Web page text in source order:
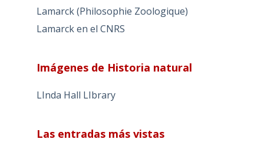
Lamarck (Philosophie Zoologique)
Lamarck en el CNRS
Imágenes de Historia natural
LInda Hall LIbrary
Las entradas más vistas